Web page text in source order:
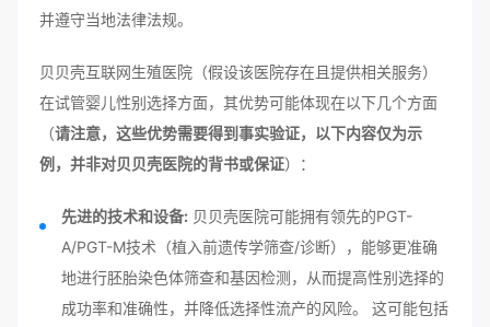
并遵守当地法律法规。
贝贝壳互联网生殖医院（假设该医院存在且提供相关服务）
在试管婴儿性别选择方面，其优势可能体现在以下几个方面
（请注意，这些优势需要得到事实验证，以下内容仅为示
例，并非对贝贝壳医院的背书或保证）：
先进的技术和设备: 贝贝壳医院可能拥有领先的PGT-
A/PGT-M技术（植入前遗传学筛查/诊断），能够更准确
地进行胚胎染色体筛查和基因检测，从而提高性别选择的
成功率和准确性，并降低选择性流产的风险。 这可能包括